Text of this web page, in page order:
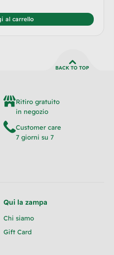
al carrello
BACK TO TOP
Ritiro gratuito
in negozio
Customer care
7 giorni su 7
Qui la zampa
Chi siamo
Gift Card